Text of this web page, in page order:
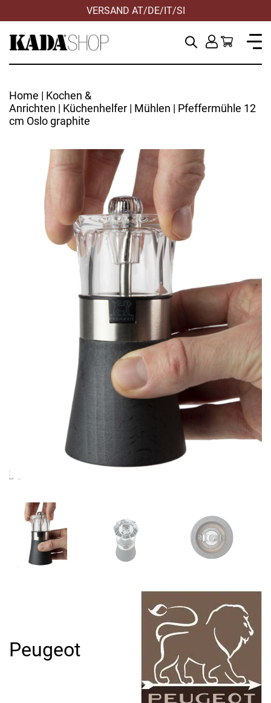
VERSAND AT/DE/IT/SI
Home | Kochen &
Anrichten | Küchenhelfer | Mühlen | Pfeffermühle 12
cm Oslo graphite
Peugeot